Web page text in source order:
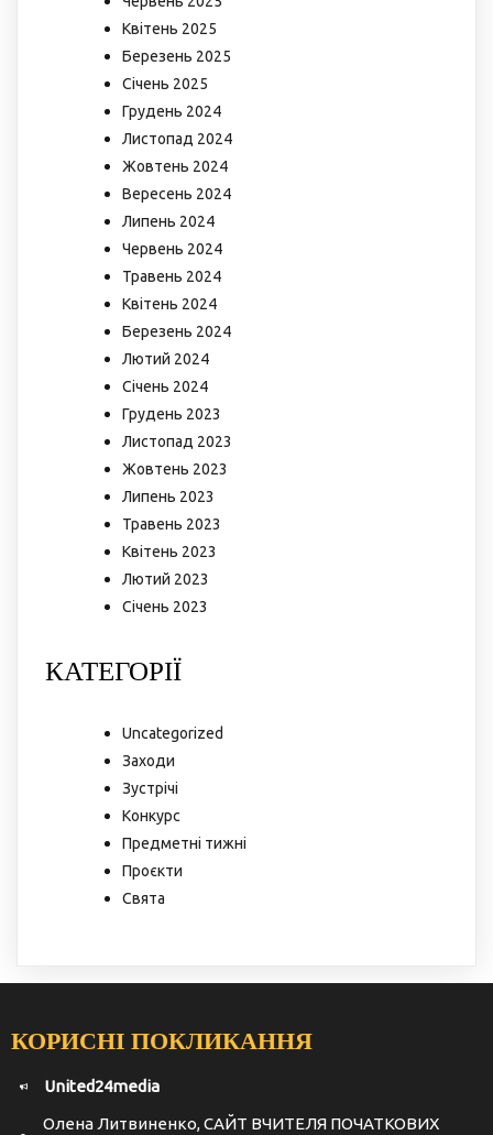
Квітень 2025
Березень 2025
Січень 2025
Грудень 2024
Листопад 2024
Жовтень 2024
Вересень 2024
Липень 2024
Червень 2024
Травень 2024
Квітень 2024
Березень 2024
Лютий 2024
Січень 2024
Грудень 2023
Листопад 2023
Жовтень 2023
Липень 2023
Травень 2023
Квітень 2023
Лютий 2023
Січень 2023
КАТЕГОРІЇ
Uncategorized
Заходи
Зустрічі
Конкурс
Предметні тижні
Проєкти
Свята
КОРИСНІ ПОКЛИКАННЯ
United24media
Олена Литвиненко, САЙТ ВЧИТЕЛЯ ПОЧАТКОВИХ